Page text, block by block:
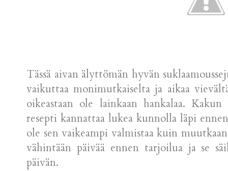
Tässä aivan älyttömän hyvän
vaikuttaa monimutkaiselta ja aikaa
oikeastaan ole lainkaan hankalaa.
resepti kannattaa lukea kunnolla läpi
ole sen vaikeampi valmistaa kuin
vähintään päivää ennen tarjoilua ja se
päivän.